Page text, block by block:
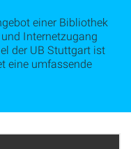
einer Bibliothek
Internetzugang
der UB Stuttgart ist
eine umfassende